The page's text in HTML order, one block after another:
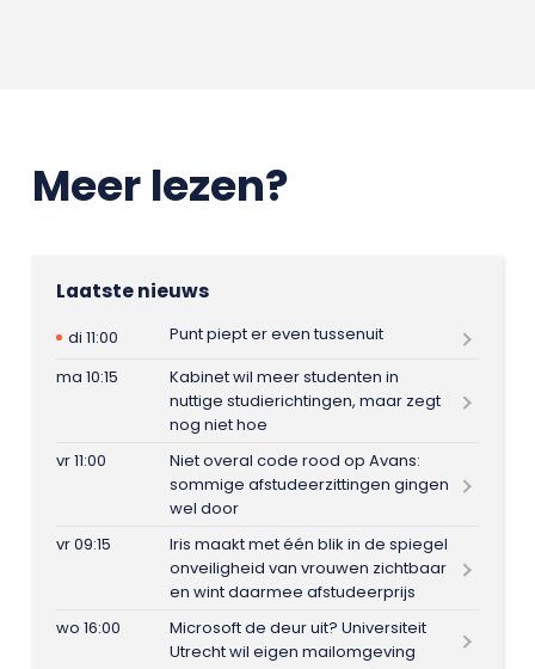
Meer lezen?
Laatste nieuws
di 11:00
Punt piept er even tussenuit
ma 10:15
Kabinet wil meer studenten in
nuttige studierichtingen, maar zegt
nog niet hoe
vr 11:00
Niet overal code rood op Avans:
sommige afstudeerzittingen gingen
wel door
vr 09:15
Iris maakt met één blik in de spiegel
onveiligheid van vrouwen zichtbaar
en wint daarmee afstudeerprijs
wo 16:00
Microsoft de deur uit? Universiteit
Utrecht wil eigen mailomgeving